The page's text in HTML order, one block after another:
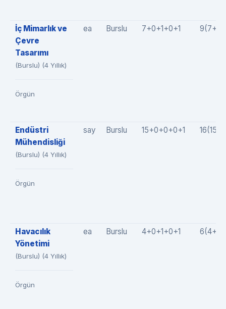
İç Mimarlık ve
Çevre
Tasarımı
(Burslu) (4 Yıllık)
Örgün
ea Burslu 7+0+1+0+1
Endüstri
Mühendisliği
(Burslu) (4 Yıllık)
Örgün
say Burslu 15+0+0+0+1
Havacılık
Yönetimi
(Burslu) (4 Yıllık)
Örgün
ea Burslu 4+0+1+0+1